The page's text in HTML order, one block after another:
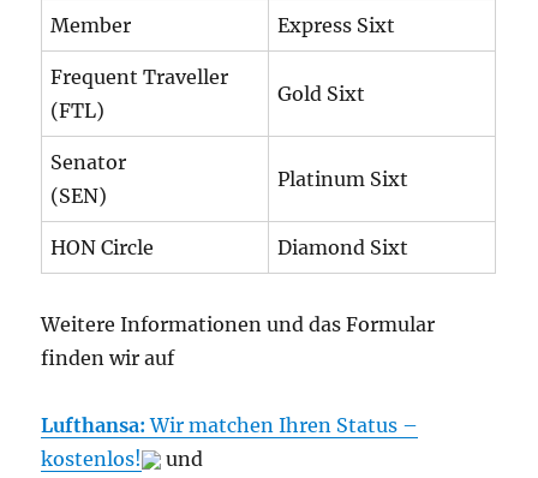
Member Express Sixt
Frequent Traveller
(FTL)
Gold Sixt
Senator
(SEN)
Platinum Sixt
HON Circle Diamond Sixt
Weitere Informationen und das Formular
finden wir auf
Lufthansa: Wir matchen Ihren Status –
kostenlos!
und